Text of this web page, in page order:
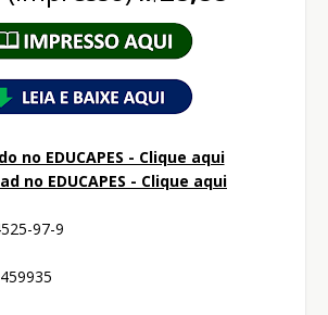
no EDUCAPES - Clique aqui
no EDUCAPES - Clique aqui
97-9